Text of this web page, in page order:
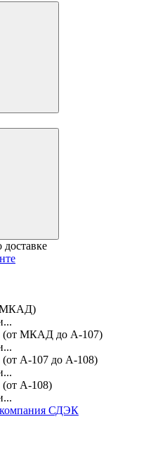
МКАД)
(от МКАД до А-107)
(от А-107 до А-108)
(от А-108)
компания СДЭК